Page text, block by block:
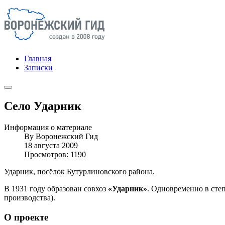
Главная
Записки
Село Ударник
Информация о материале
By Воронежский Гид
18 августа 2009
Просмотров: 1190
Ударник, посёлок Бутурлиновского района.
В 1931 году образован совхоз «Ударник». Одновременно в
производства).
О проекте